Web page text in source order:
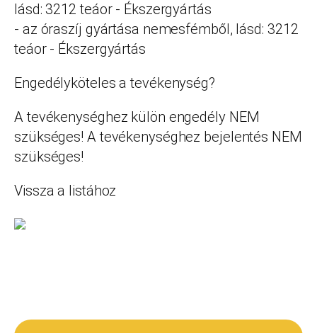
lásd: 3212 teáor - Ékszergyártás
- az óraszíj gyártása nemesfémből, lásd: 3212
teáor - Ékszergyártás
Engedélyköteles a tevékenység?
A tevékenységhez külön engedély NEM
szükséges! A tevékenységhez bejelentés NEM
szükséges!
Vissza a listához